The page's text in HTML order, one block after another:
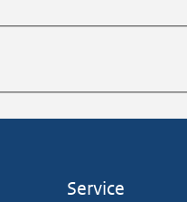
Service